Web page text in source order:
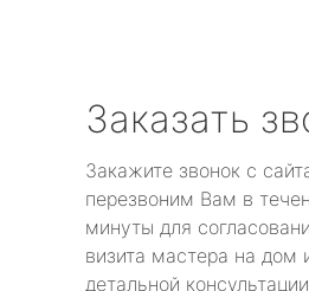
Заказать
Закажите звонок с
перезвоним Вам в
минуты для
визита мастера на дом
детальной